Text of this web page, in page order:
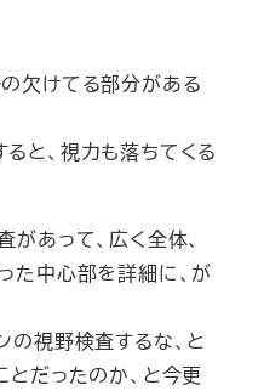
欠けてる部分がある
と、視力も落ちてくる
あって、広く全体、
た中心部を詳細に、が
の視野検査するな、と
とだったのか、と今更